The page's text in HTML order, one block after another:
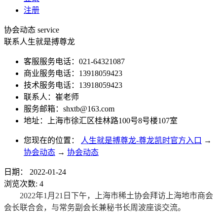
注册
协会动态 service
联系人生就是搏尊龙
客服服务电话：021-64321087
商业服务电话：13918059423
技术服务电话：13918059423
联系人：崔老师
服务邮箱： shxtb@163.com
地址：上海市徐汇区桂林路100号8号楼107室
您现在的位置： 人生就是搏尊龙-尊龙凯时官方入口 →
协会动态 → 协会动态
日期：
2022-01-24
浏览次数: 4
2022年1月21日下午，上海市稀土协会拜访上海地市商会
会长联合会，与常务副会长兼秘书长周波座谈交流。